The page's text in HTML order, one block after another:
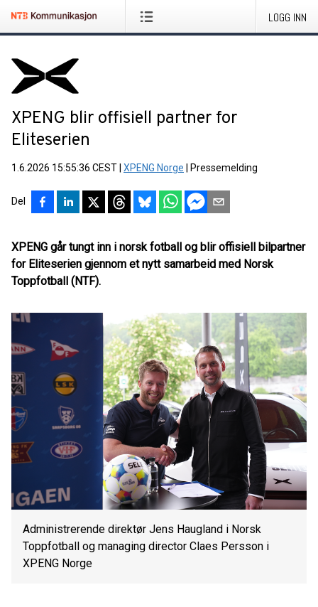
LOGG INN
XPENG blir offisiell partner for
Eliteserien
1.6.2026 15:55:36 CEST XPENG Norge Pressemelding
Del
XPENG går tungt inn i norsk fotball og blir offisiell bilpartner
for Eliteserien gjennom et nytt samarbeid med Norsk
Toppfotball (NTF).
Administrerende direktør Jens Haugland i Norsk
Toppfotball og managing director Claes Persson i
XPENG Norge